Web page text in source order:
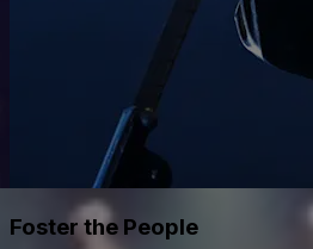
Foster the People